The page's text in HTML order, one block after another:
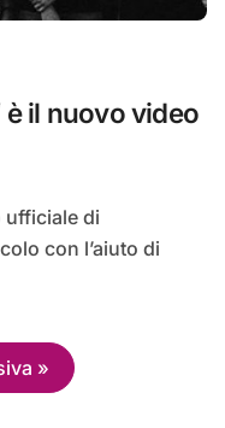
è il nuovo video
con l’aiuto di
»